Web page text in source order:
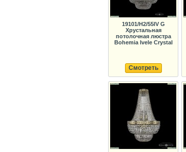
19101/H2/55IV G
Хрустальная
потолочная люстра
Bohemia Ivele Crystal
Смотреть